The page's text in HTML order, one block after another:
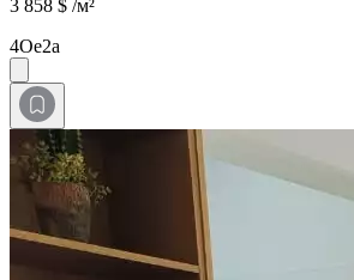
3 858 $ /м²
4Oe2a